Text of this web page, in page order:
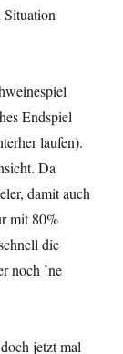
Situation
Endspiel
laufen).
Da
damit auch
mit 80%
die
noch ’ne
jetzt mal